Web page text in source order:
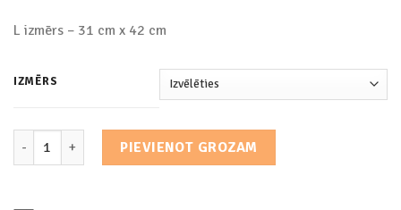
L izmērs – 31 cm x 42 cm
IZMĒRS
Dāvanu Maisiņš “Ziemassvētku Nakts” daudzums
PIEVIENOT GROZAM